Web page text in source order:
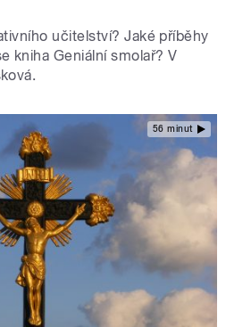
učitelství? Jaké příběhy
kniha Geniální smolař? V
56 minut